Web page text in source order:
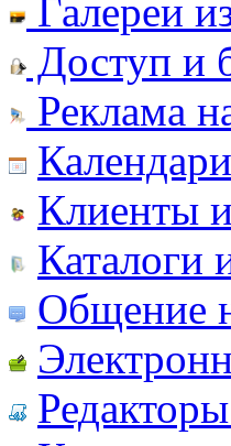
Галереи
Доступ и
Реклама
Клиенты
Каталоги
Общение